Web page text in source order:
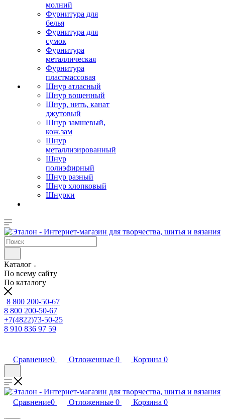
молний
Фурнитура для
белья
Фурнитура для
сумок
Фурнитура
металлическая
Фурнитура
пластмассовая
Шнур атласный
Шнур вощенный
Шнур, нить, канат
джутовый
Шнур замшевый,
кож.зам
Шнур
металлизированный
Шнур
полиэфирный
Шнур разный
Шнур хлопковый
Шнурки
Каталог
По всему сайту
По каталогу
8 800 200-50-67
8 800 200-50-67
+7(4822)73-50-25
8 910 836 97 59
Сравнение0 Отложенные 0 Корзина 0
Сравнение0 Отложенные 0 Корзина 0